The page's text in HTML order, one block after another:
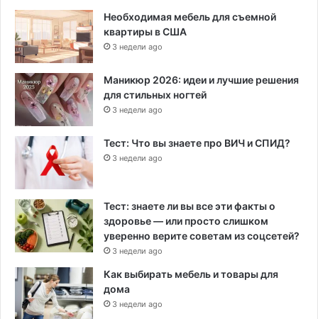
Необходимая мебель для съемной
квартиры в США
3 недели ago
Маникюр 2026: идеи и лучшие решения
для стильных ногтей
3 недели ago
Тест: Что вы знаете про ВИЧ и СПИД?
3 недели ago
Тест: знаете ли вы все эти факты о
здоровье — или просто слишком
уверенно верите советам из соцсетей?
3 недели ago
Как выбирать мебель и товары для
дома
3 недели ago